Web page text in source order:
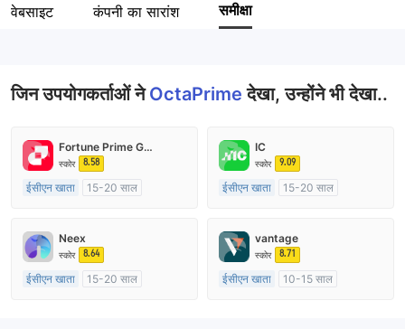
कंपनी का नाम
वेबसाइट कंपनी का सारांश समीक्षा
जिन उपयोगकर्ताओं नेOctaPrimeदेखा, उन्होंने भी देखा..
Fortune Prime Global
स्कोर 8.58
ईसीएन खाता
15-20 साल
मार्केट मेकिंग (एमएम)
मुख्य-लेबल MT4
IC
स्कोर 9.09
ईसीएन खाता
15-20 साल
मार्केट मेकिंग (एमएम)
मुख्य-लेबल MT4
Neex
स्कोर 8.64
ईसीएन खाता
15-20 साल
vantage
स्कोर 8.71
ईसीएन खाता
10-15 साल